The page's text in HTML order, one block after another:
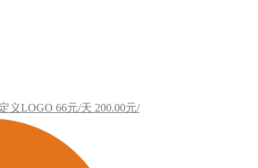
义LOGO 66元/天 200.00元/